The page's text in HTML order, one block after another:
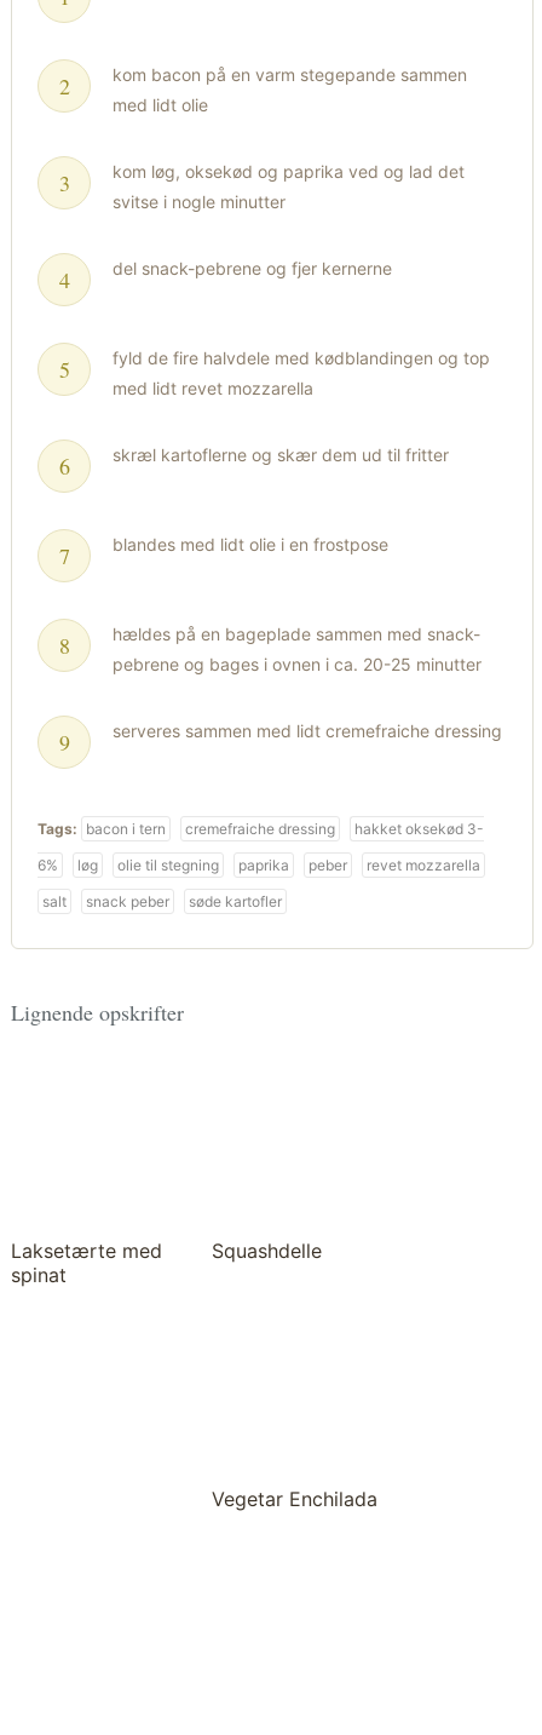
kom bacon på en varm stegepande sammen
med lidt olie
kom løg, oksekød og paprika ved og lad det
svitse i nogle minutter
del snack-pebrene og fjer kernerne
fyld de fire halvdele med kødblandingen og top
med lidt revet mozzarella
skræl kartoflerne og skær dem ud til fritter
blandes med lidt olie i en frostpose
hældes på en bageplade sammen med snack-
pebrene og bages i ovnen i ca. 20-25 minutter
serveres sammen med lidt cremefraiche dressing
Tags: bacon i tern cremefraiche dressing
hakket oksekød 3-
6%
løg olie til stegning paprika peber
revet mozzarella
salt
snack peber søde kartofler
Lignende opskrifter
Laksetærte med
spinat
Squashdelle
Vegetar Enchilada